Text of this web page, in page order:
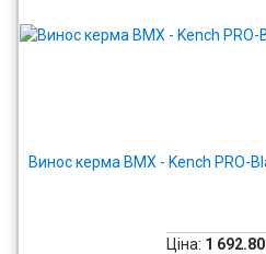
Винос керма BMX - Kench PRO-
Ціна: 1 692.80